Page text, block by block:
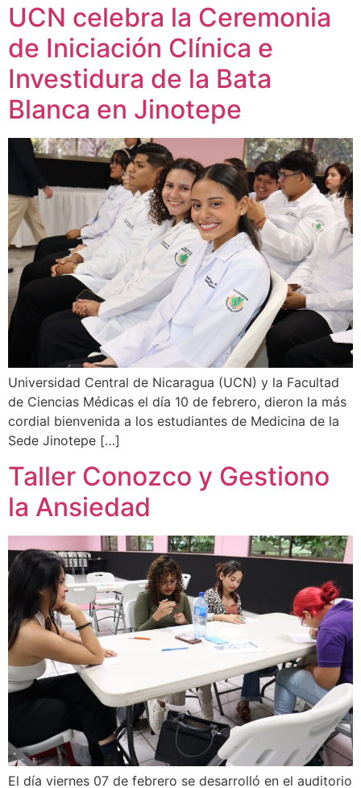
UCN celebra la Ceremonia
de Iniciación Clínica e
Investidura de la Bata
Blanca en Jinotepe
Universidad Central de Nicaragua (UCN) y la Facultad
de Ciencias Médicas el día 10 de febrero, dieron la más
cordial bienvenida a los estudiantes de Medicina de la
Sede Jinotepe […]
Taller Conozco y Gestiono
la Ansiedad
El día viernes 07 de febrero se desarrolló en el auditorio